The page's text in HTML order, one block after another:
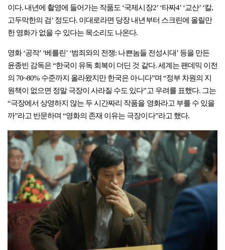
이다. 내년에 촬영에 들어가는 작품도 ‘국제시장2’ ‘타짜4’ ‘교산’ ‘칼,
고두막한의 검’ 정도다. 이대로라면 당장 내년부터 스크린에 올릴만
한 영화가 없을 수 있다는 목소리도 나온다.
영화 ‘공작’ ‘베를린’ ‘범죄와의 전쟁: 나쁜놈들 전성시대’ 등을 만든
윤종빈 감독은 “한국이 유독 회복이 더딘 것 같다. 세계는 팬데믹 이전
의 70~80% 수준까지 올라왔지만 한국은 아니다”며 “정부 차원의 지
원책이 없으면 정말 극장이 사라질 수도 있다”고 우려를 표했다. 그는
“극장에서 상영하지 않는 두 시간짜리 작품을 영화라고 부를 수 있을
까”라고 반문하며 “영화의 존재 이유는 극장이다”라고 했다.